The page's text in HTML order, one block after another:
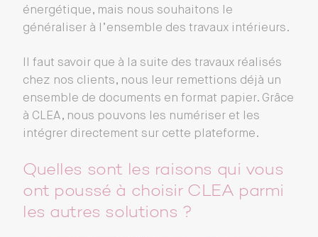
énergétique, mais nous souhaitons le
généraliser à l’ensemble des travaux intérieurs.
Il faut savoir que à la suite des travaux réalisés
chez nos clients, nous leur remettions déjà un
ensemble de documents en format papier. Grâce
à CLEA, nous pouvons les numériser et les
intégrer directement sur cette plateforme.
Quelles sont les raisons qui vous
ont poussé à choisir CLEA parmi
les autres solutions ?